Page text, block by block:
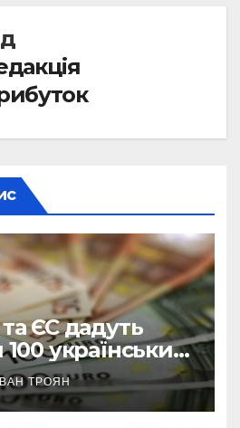
ЄС дадуть
українських
ТРОЯН